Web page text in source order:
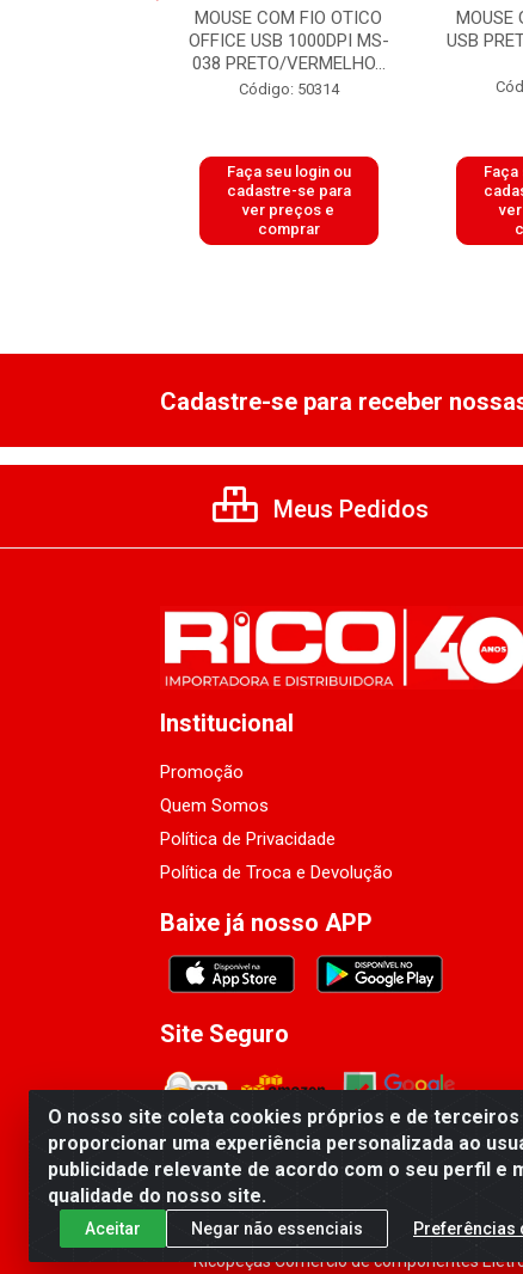
MOUSE COM FIO OTICO
OFFICE USB 1000DPI MS-
038 PRETO/VERMELHO...
Código: 50314
Faça seu login ou
cadastre-se para
ver preços e
comprar
MOUSE
USB
Faça
O nosso site coleta cookies próprios e de terceiros
proporcionar uma experiência personalizada ao
publicidade relevante de acordo com o seu perfil e
qualidade do nosso site.
Aceitar Negar não essenciais Preferências
Cadastre-se para receber
Meus Pedidos
Institucional
Promoção
Quem Somos
Política de Privacidade
Política de Troca e Devolução
Baixe já nosso APP
Site Seguro
Ricopeças Comércio de componentes